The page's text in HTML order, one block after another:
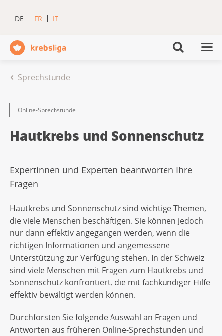
DE FR IT
Sprechstunde
Online-Sprechstunde
Hautkrebs und Sonnenschutz
Expertinnen und Experten beantworten Ihre
Fragen
Hautkrebs und Sonnenschutz sind wichtige Themen,
die viele Menschen beschäftigen. Sie können jedoch
nur dann effektiv angegangen werden, wenn die
richtigen Informationen und angemessene
Unterstützung zur Verfügung stehen. In der Schweiz
sind viele Menschen mit Fragen zum Hautkrebs und
Sonnenschutz konfrontiert, die mit fachkundiger Hilfe
effektiv bewältigt werden können.
Durchforsten Sie folgende Auswahl an Fragen und
Antworten aus früheren Online-Sprechstunden und